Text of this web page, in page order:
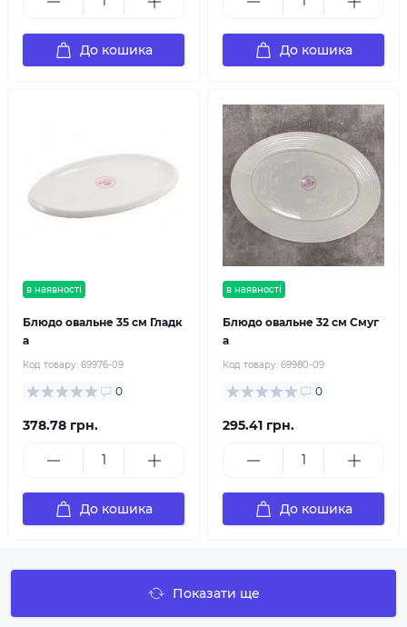
До кошика До кошика
в наявності
Блюдо овальне 35 см Гладк
а
Код товару: 69976-09
0
378.78 грн.
До кошика
в наявності
Блюдо овальне 32 см Смуг
а
Код товару: 69980-09
0
295.41 грн.
До кошика
Показати ще